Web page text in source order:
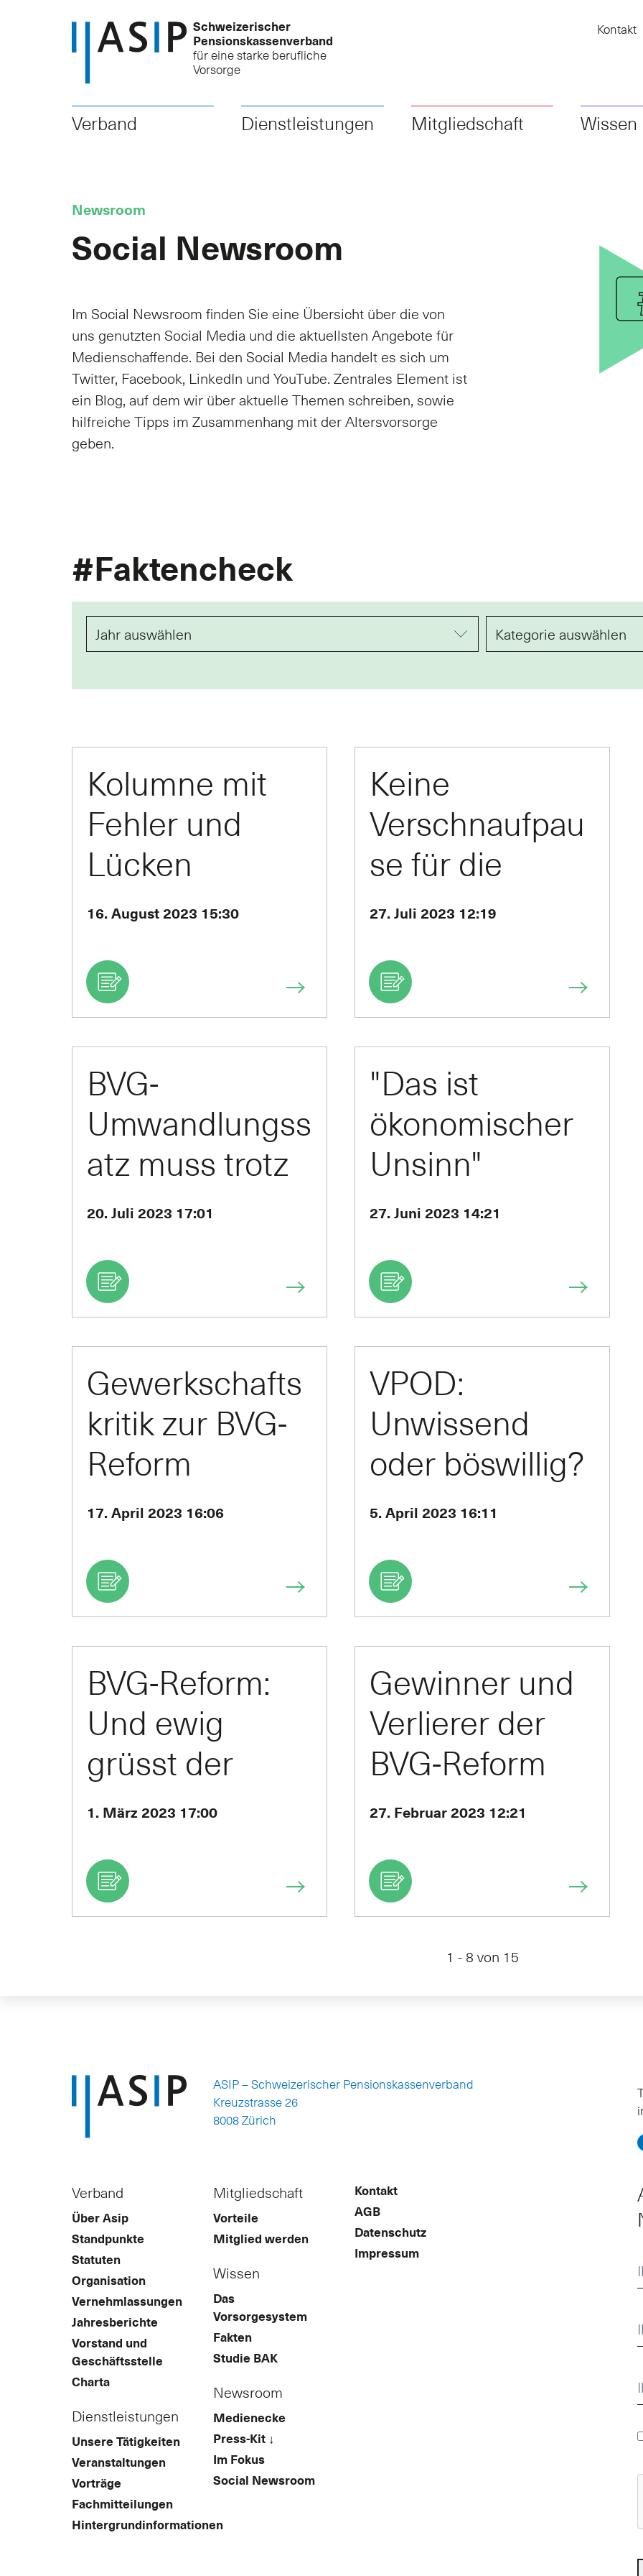
Schweizerischer
Pensionskassenverband
für eine starke berufliche
Vorsorge
Kontakt
Verband Dienstleistungen Mitgliedschaft Wissen
Newsroom
Social Newsroom
Im Social Newsroom finden Sie eine Übersicht über die von
uns genutzten Social Media und die aktuellsten Angebote für
Medienschaffende. Bei den Social Media handelt es sich um
Twitter, Facebook, LinkedIn und YouTube. Zentrales Element ist
ein Blog, auf dem wir über aktuelle Themen schreiben, sowie
hilfreiche Tipps im Zusammenhang mit der Altersvorsorge
geben.
#Faktencheck
Kolumne mit
Fehler und
Lücken
16. August 2023 15:30
Keine
Verschnaufpau
se für die
Rentenreform
27. Juli 2023 12:19
BVG-
Umwandlungss
atz muss trotz
Zinswende
werden
20. Juli 2023 17:01
"Das ist
ökonomischer
Unsinn"
27. Juni 2023 14:21
Gewerkschafts
kritik zur BVG-
Reform
17. April 2023 16:06
VPOD:
Unwissend
oder böswillig?
Falsch auf
5. April 2023 16:11
BVG-Reform:
Und ewig
grüsst der
Faktencheck
1. März 2023 17:00
Gewinner und
Verlierer der
BVG-Reform
27. Februar 2023 12:21
1 - 8 von 15
ASIP – Schweizerischer Pensionskassenverband
Kreuzstrasse 26
8008 Zürich
Verband
Über Asip
Standpunkte
Statuten
Organisation
Vernehmlassungen
Jahresberichte
Vorstand und
Geschäftsstelle
Charta
Dienstleistungen
Unsere Tätigkeiten
Veranstaltungen
Vorträge
Fachmitteilungen
Hintergrundinformationen
Mitgliedschaft
Vorteile
Mitglied werden
Wissen
Das
Vorsorgesystem
Fakten
Studie BAK
Newsroom
Medienecke
Press-Kit ↓
Im Fokus
Social Newsroom
Kontakt
AGB
Datenschutz
Impressum